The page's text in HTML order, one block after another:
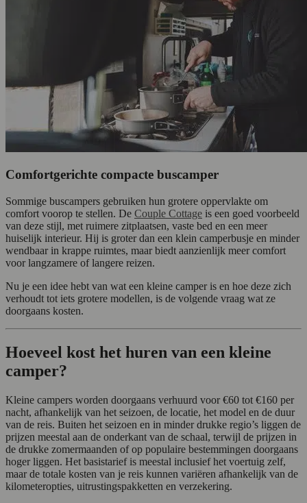
Comfortgerichte compacte buscamper
Sommige buscampers gebruiken hun grotere oppervlakte om
comfort voorop te stellen. De Couple Cottage is een goed voorbeeld
van deze stijl, met ruimere zitplaatsen, vaste bed en een meer
huiselijk interieur. Hij is groter dan een klein camperbusje en minder
wendbaar in krappe ruimtes, maar biedt aanzienlijk meer comfort
voor langzamere of langere reizen.
Nu je een idee hebt van wat een kleine camper is en hoe deze zich
verhoudt tot iets grotere modellen, is de volgende vraag wat ze
doorgaans kosten.
Hoeveel kost het huren van een kleine
camper?
Kleine campers worden doorgaans verhuurd voor €60 tot €160 per
nacht, afhankelijk van het seizoen, de locatie, het model en de duur
van de reis. Buiten het seizoen en in minder drukke regio’s liggen de
prijzen meestal aan de onderkant van de schaal, terwijl de prijzen in
de drukke zomermaanden of op populaire bestemmingen doorgaans
hoger liggen. Het basistarief is meestal inclusief het voertuig zelf,
maar de totale kosten van je reis kunnen variëren afhankelijk van de
kilometeropties, uitrustingspakketten en verzekering.